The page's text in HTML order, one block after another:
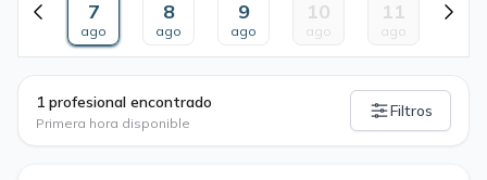
7
ago
8
ago
9
ago
10
ago
11
ago
1 profesional encontrado
Primera hora disponible
Filtros